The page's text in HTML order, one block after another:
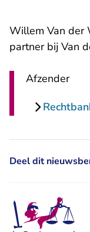
Willem Van der
partner bij Van
Afzender
Deel dit